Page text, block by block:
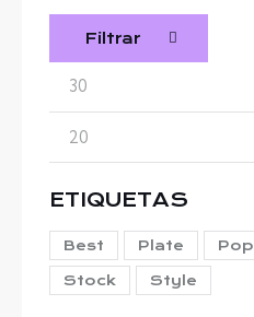
Filtrar
ETIQUETAS
Best Plate Pop
Stock Style